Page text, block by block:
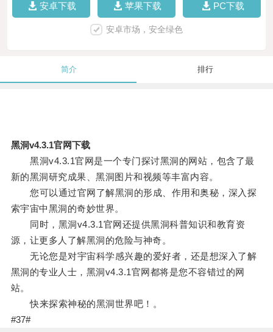
安卓下载 苹果下载 PC下载
安卓市场，安全绿色
简介 排行
黑洞v4.3.1官网下载
黑洞v4.3.1官网是一个专门探讨黑洞的网站，包含了最
新的黑洞研究成果、黑洞图片和视频等丰富内容。
您可以通过官网了解黑洞的形成、作用和奥秘，深入探
索宇宙中黑洞的奇妙世界。
同时，黑洞v4.3.1官网还提供黑洞科普知识和教育资
源，让更多人了解黑洞的危险与神奇。
无论您是对宇宙科学感兴趣的爱好者，还是想深入了解
黑洞的专业人士，黑洞v4.3.1官网都将是您不容错过的网
站。
快来探索神秘的黑洞世界吧！。
#37#